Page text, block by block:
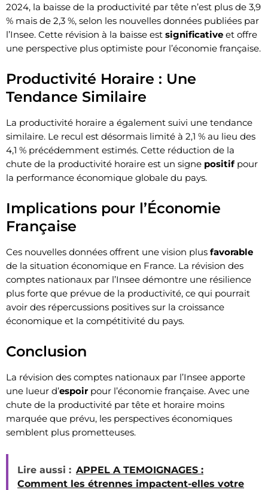
2024, la baisse de la productivité par tête n’est plus de 3,9
% mais de 2,3 %, selon les nouvelles données publiées par
l’Insee. Cette révision à la baisse est significative et offre
une perspective plus optimiste pour l’économie française.
Productivité Horaire : Une
Tendance Similaire
La productivité horaire a également suivi une tendance
similaire. Le recul est désormais limité à 2,1 % au lieu des
4,1 % précédemment estimés. Cette réduction de la
chute de la productivité horaire est un signe positifpour
la performance économique globale du pays.
Implications pour l’Économie
Française
Ces nouvelles données offrent une vision plus favorable
de la situation économique en France. La révision des
comptes nationaux par l’Insee démontre une résilience
plus forte que prévue de la productivité, ce qui pourrait
avoir des répercussions positives sur la croissance
économique et la compétitivité du pays.
Conclusion
La révision des comptes nationaux par l’Insee apporte
une lueur d’espoirpour l’économie française. Avec une
chute de la productivité par tête et horaire moins
marquée que prévu, les perspectives économiques
semblent plus prometteuses.
Lire aussi : APPEL A TEMOIGNAGES :
Comment les étrennes impactent-elles votre